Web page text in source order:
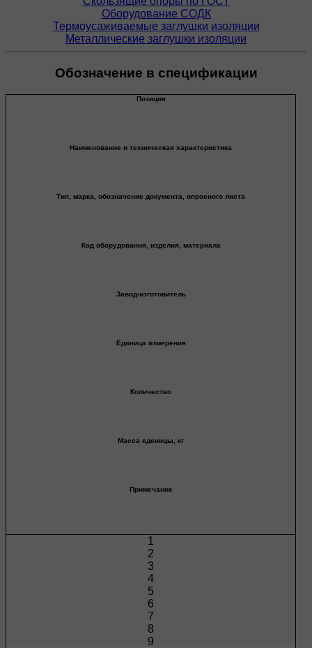
Оборудование СОДК
Термоусаживаемые заглушки изоляции
Металлические заглушки изоляции
Обозначение в спецификации
Позиция
Наименование и техническая характеристика
Тип, марка, обозначение документа, опросного листа
Код оборудования, изделия, материала
Завод-изготовитель
Единица измерения
Количество
Масса еденицы, кг
Примечание
1
2
3
4
5
6
7
8
9